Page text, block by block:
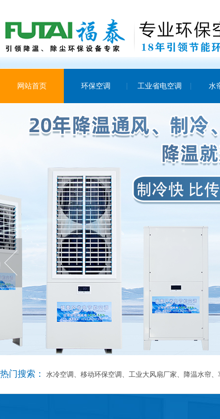
网站首页 环保空调 工业省电空调 水
热门搜索： 水冷空调、移动环保空调、工业大风扇厂家、降温水帘